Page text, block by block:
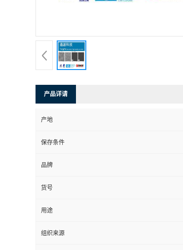
产品详请
产地
保存条件
品牌
货号
用途
组织来源